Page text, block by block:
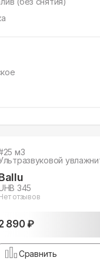
25 м3
345
отзывов
890 ₽
Сравнить